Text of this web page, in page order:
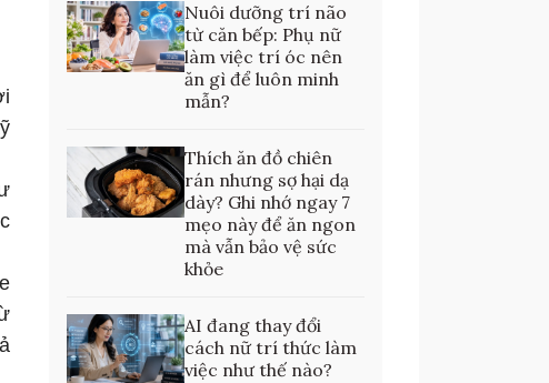
Nuôi dưỡng trí não
từ căn bếp: Phụ nữ
làm việc trí óc nên
ăn gì để luôn minh
mẫn?
Thích ăn đồ chiên
rán nhưng sợ hại dạ
dày? Ghi nhớ ngay 7
mẹo này để ăn ngon
mà vẫn bảo vệ sức
khỏe
AI đang thay đổi
cách nữ trí thức làm
việc như thế nào?